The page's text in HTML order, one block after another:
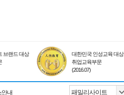
브랜드 대상
대한민국 인성교육 대상
취업교육부문
(2016.07)
내